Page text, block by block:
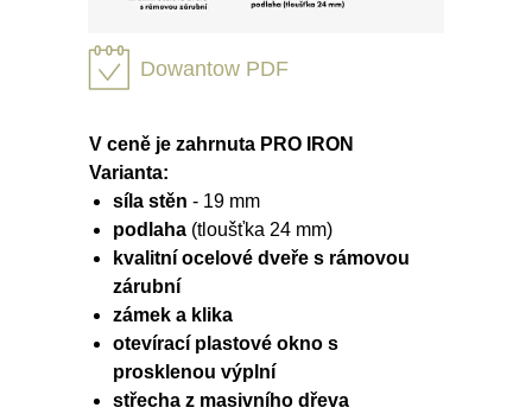
V ceně je zahrnuta PRO IRON
Varianta:
síla stěn - 19 mm
podlaha (tloušťka 24 mm)
kvalitní ocelové dveře s rámovou
zárubní
zámek a klika
otevírací plastové okno s
prosklenou výplní
střecha z masivního dřeva
Dowantow PDF